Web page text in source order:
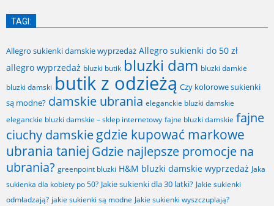
TAGI:
Allegro sukienki damskie wyprzedaż Allegro sukienki do 50 zł
allegro wyprzedaż bluzki butik bluzki dam bluzki damkie
bluzki damski butik z odzieżą Czy kolorowe sukienki
są modne? damskie ubrania eleganckie bluzki damskie
eleganckie bluzki damskie – sklep internetowy fajne bluzki damskie fajne
ciuchy damskiegdzie kupować markowe
ubrania taniej Gdzie najlepsze promocje na
ubrania? greenpoint bluzki H&M bluzki damskie wyprzedaż Jaka
sukienka dla kobiety po 50? Jakie sukienki dla 30 latki? Jakie sukienki
odmładzają? jakie sukienki są modne Jakie sukienki wyszczuplają?